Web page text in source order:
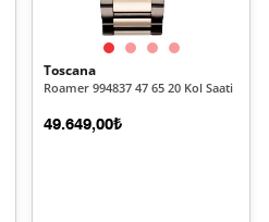
Toscana
Roamer 994837 47 65 20 Kol Saati
49.649,00₺